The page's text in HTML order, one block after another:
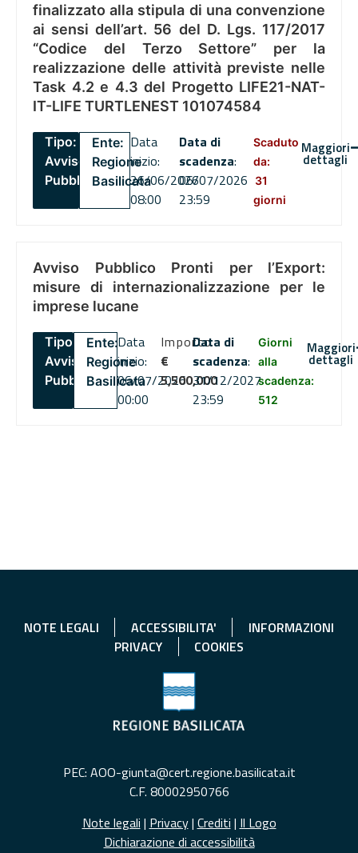
finalizzato alla stipula di una convenzione
ai sensi dell’art. 56 del D. Lgs. 117/2017
“Codice del Terzo Settore” per la
realizzazione delle attività previste nelle
Task 4.2 e 4.3 del Progetto LIFE21-NAT-
IT-LIFE TURTLENEST 101074584
Tipo:
Avviso
Pubblico
Ente:
Regione
Basilicata
Data
inizio:
26/06/2026
08:00
Data di
scadenza:
06/07/2026
23:59
Scaduto
da:
31
giorni
Maggiori
dettagli
Avviso Pubblico Pronti per l’Export:
misure di internazionalizzazione per le
imprese lucane
Tipo:
Avviso
Pubblico
Ente:
Regione
Basilicata
Data
inizio:
06/07/2026
00:00
Importo
€
5,500,000
Data di
scadenza:
31/12/2027
23:59
Giorni
alla
scadenza:
512
Maggiori
dettagli
NOTE LEGALI ACCESSIBILITA'
INFORMAZIONI
PRIVACY
COOKIES
PEC: AOO-giunta@cert.regione.basilicata.it
C.F. 80002950766
Note legali | Privacy| Crediti | Il Logo
Dichiarazione di accessibilità